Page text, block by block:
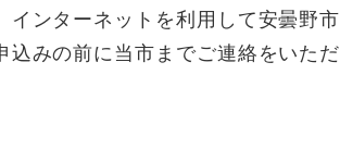
ンターネットを利用して安曇野市
みの前に当市までご連絡をいただ